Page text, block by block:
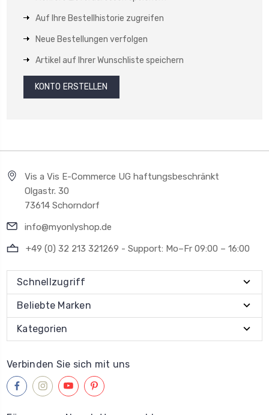
Auf Ihre Bestellhistorie zugreifen
Neue Bestellungen verfolgen
Artikel auf Ihrer Wunschliste speichern
KONTO ERSTELLEN
Vis a Vis E-Commerce UG haftungsbeschränkt
Olgastr. 30
73614 Schorndorf
info@myonlyshop.de
+49 (0) 32 213 321269 - Support: Mo–Fr 09:00 – 16:00
Schnellzugriff
Beliebte Marken
Kategorien
Verbinden Sie sich mit uns